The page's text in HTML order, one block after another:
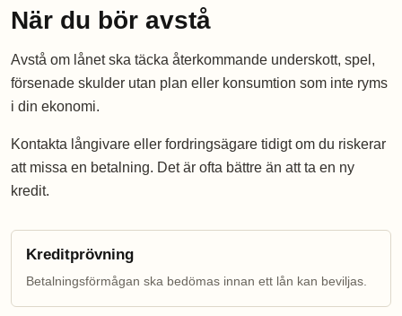
När du bör avstå
Avstå om lånet ska täcka återkommande underskott, spel,
försenade skulder utan plan eller konsumtion som inte ryms
i din ekonomi.
Kontakta långivare eller fordringsägare tidigt om du riskerar
att missa en betalning. Det är ofta bättre än att ta en ny
kredit.
Kreditprövning
Betalningsförmågan ska bedömas innan ett lån kan beviljas.